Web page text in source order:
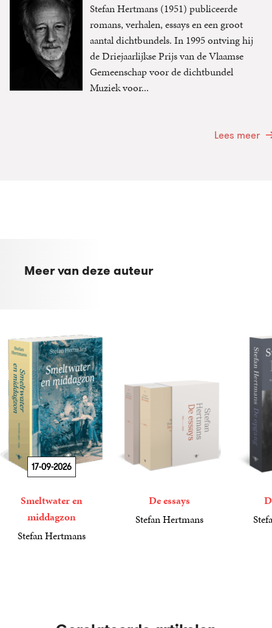
Stefan Hertmans (1951) publiceerde
romans, verhalen, essays en een groot
aantal dichtbundels. In 1995 ontving hij
de Driejaarlijkse Prijs van de Vlaamse
Gemeenschap voor de dichtbundel
Muziek voor...
Lees meer
Meer van deze auteur
17-09-2026
Smeltwater en
middagzon
Stefan Hertmans
De essays
Stefan Hertmans